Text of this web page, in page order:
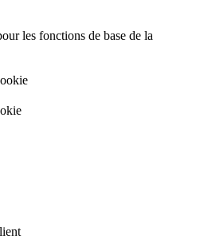
les fonctions de base de la